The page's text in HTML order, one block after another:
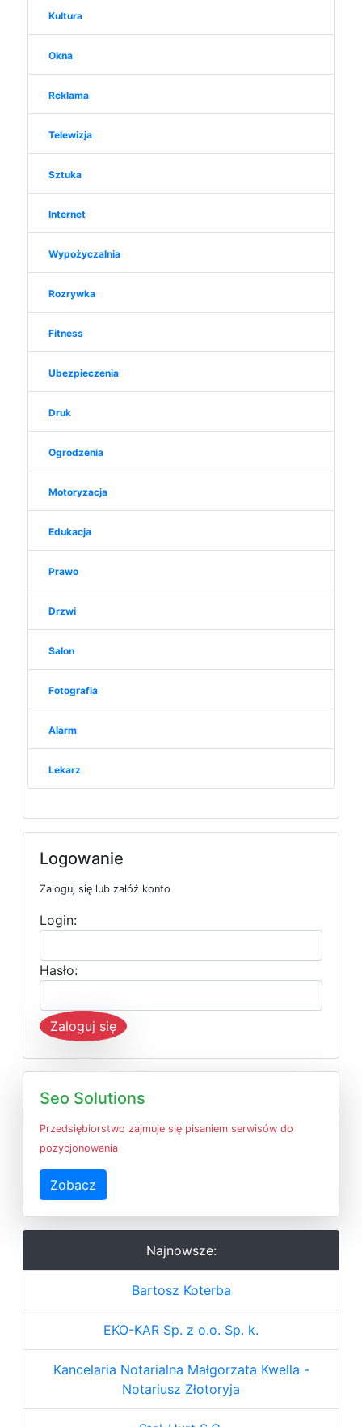
Kultura
Okna
Reklama
Telewizja
Sztuka
Internet
Wypożyczalnia
Rozrywka
Fitness
Ubezpieczenia
Druk
Ogrodzenia
Motoryzacja
Edukacja
Prawo
Drzwi
Salon
Fotografia
Alarm
Lekarz
Logowanie
Zaloguj się lub załóż konto
Login:
Hasło:
Zaloguj się
Seo Solutions
Przedsiębiorstwo zajmuje się pisaniem serwisów do
pozycjonowania
Zobacz
Najnowsze:
Bartosz Koterba
EKO-KAR Sp. z o.o. Sp. k.
Kancelaria Notarialna Małgorzata Kwella -
Notariusz Złotoryja